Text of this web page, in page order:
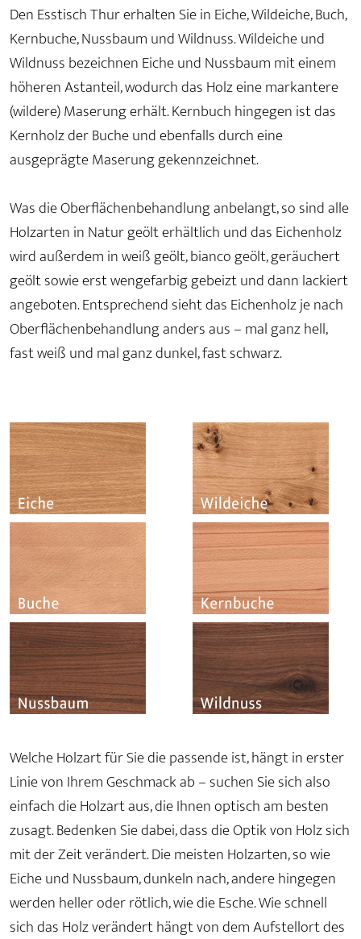
Den Esstisch Thur erhalten Sie in Eiche, Wildeiche, Buch,
Kernbuche, Nussbaum und Wildnuss. Wildeiche und
Wildnuss bezeichnen Eiche und Nussbaum mit einem
höheren Astanteil, wodurch das Holz eine markantere
(wildere) Maserung erhält. Kernbuch hingegen ist das
Kernholz der Buche und ebenfalls durch eine
ausgeprägte Maserung gekennzeichnet.
Was die Oberflächenbehandlung anbelangt, so sind alle
Holzarten in Natur geölt erhältlich und das Eichenholz
wird außerdem in weiß geölt, bianco geölt, geräuchert
geölt sowie erst wengefarbig gebeizt und dann lackiert
angeboten. Entsprechend sieht das Eichenholz je nach
Oberflächenbehandlung anders aus – mal ganz hell,
fast weiß und mal ganz dunkel, fast schwarz.
Welche Holzart für Sie die passende ist, hängt in erster
Linie von Ihrem Geschmack ab – suchen Sie sich also
einfach die Holzart aus, die Ihnen optisch am besten
zusagt. Bedenken Sie dabei, dass die Optik von Holz sich
mit der Zeit verändert. Die meisten Holzarten, so wie
Eiche und Nussbaum, dunkeln nach, andere hingegen
werden heller oder rötlich, wie die Esche. Wie schnell
sich das Holz verändert hängt von dem Aufstellort des